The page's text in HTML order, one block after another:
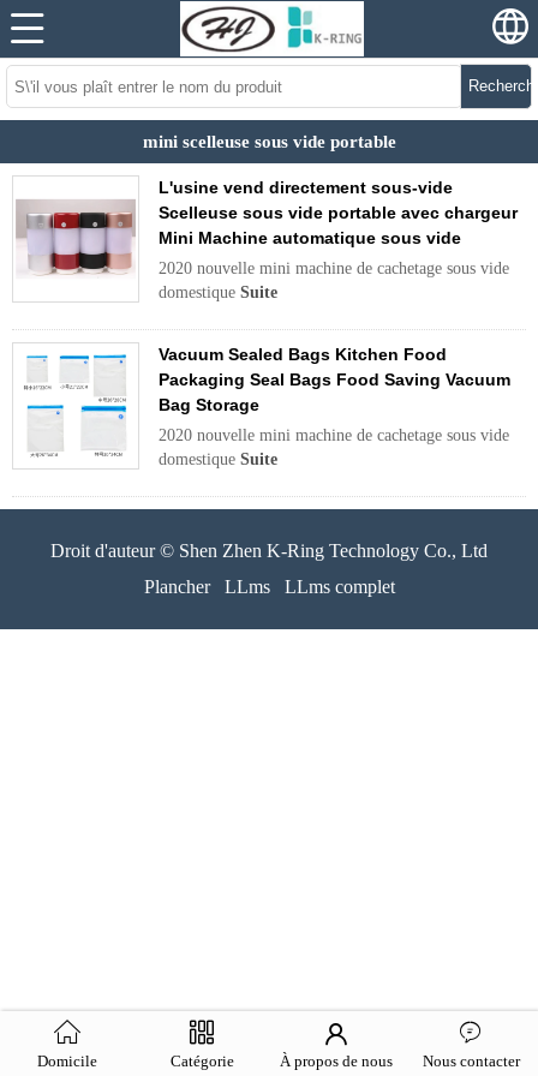
mini scelleuse sous vide portable
L'usine vend directement sous-vide
Scelleuse sous vide portable avec chargeur
Mini Machine automatique sous vide
2020 nouvelle mini machine de cachetage sous vide
domestique Suite
Vacuum Sealed Bags Kitchen Food
Packaging Seal Bags Food Saving Vacuum
Bag Storage
2020 nouvelle mini machine de cachetage sous vide
domestique Suite
Droit d'auteur © Shen Zhen K-Ring Technology Co., Ltd
Plancher
LLms LLms complet
Domicile Catégorie À propos de nous Nous contacter